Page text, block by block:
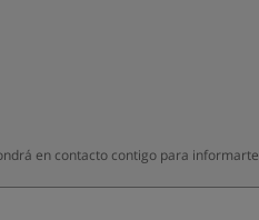
en contacto contigo para informarte